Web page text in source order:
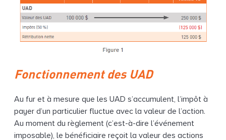
Fonctionnement des UAD
Au fur et à mesure que les UAD s’accumulent, l’impôt à
payer d’un particulier fluctue avec la valeur de l’action.
Au moment du règlement (c’est-à-dire l’événement
imposable), le bénéficiaire reçoit la valeur des actions